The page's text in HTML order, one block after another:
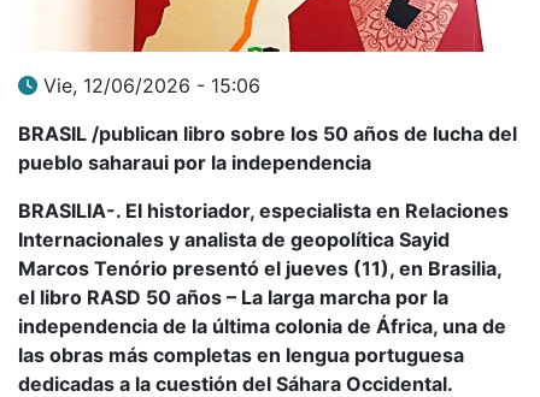
Vie, 12/06/2026 - 15:06
BRASIL /publican libro sobre los 50 años de lucha del
pueblo saharaui por la independencia
BRASILIA-. El historiador, especialista en Relaciones
Internacionales y analista de geopolítica Sayid
Marcos Tenório presentó el jueves (11), en Brasilia,
el libro RASD 50 años – La larga marcha por la
independencia de la última colonia de África, una de
las obras más completas en lengua portuguesa
dedicadas a la cuestión del Sáhara Occidental.